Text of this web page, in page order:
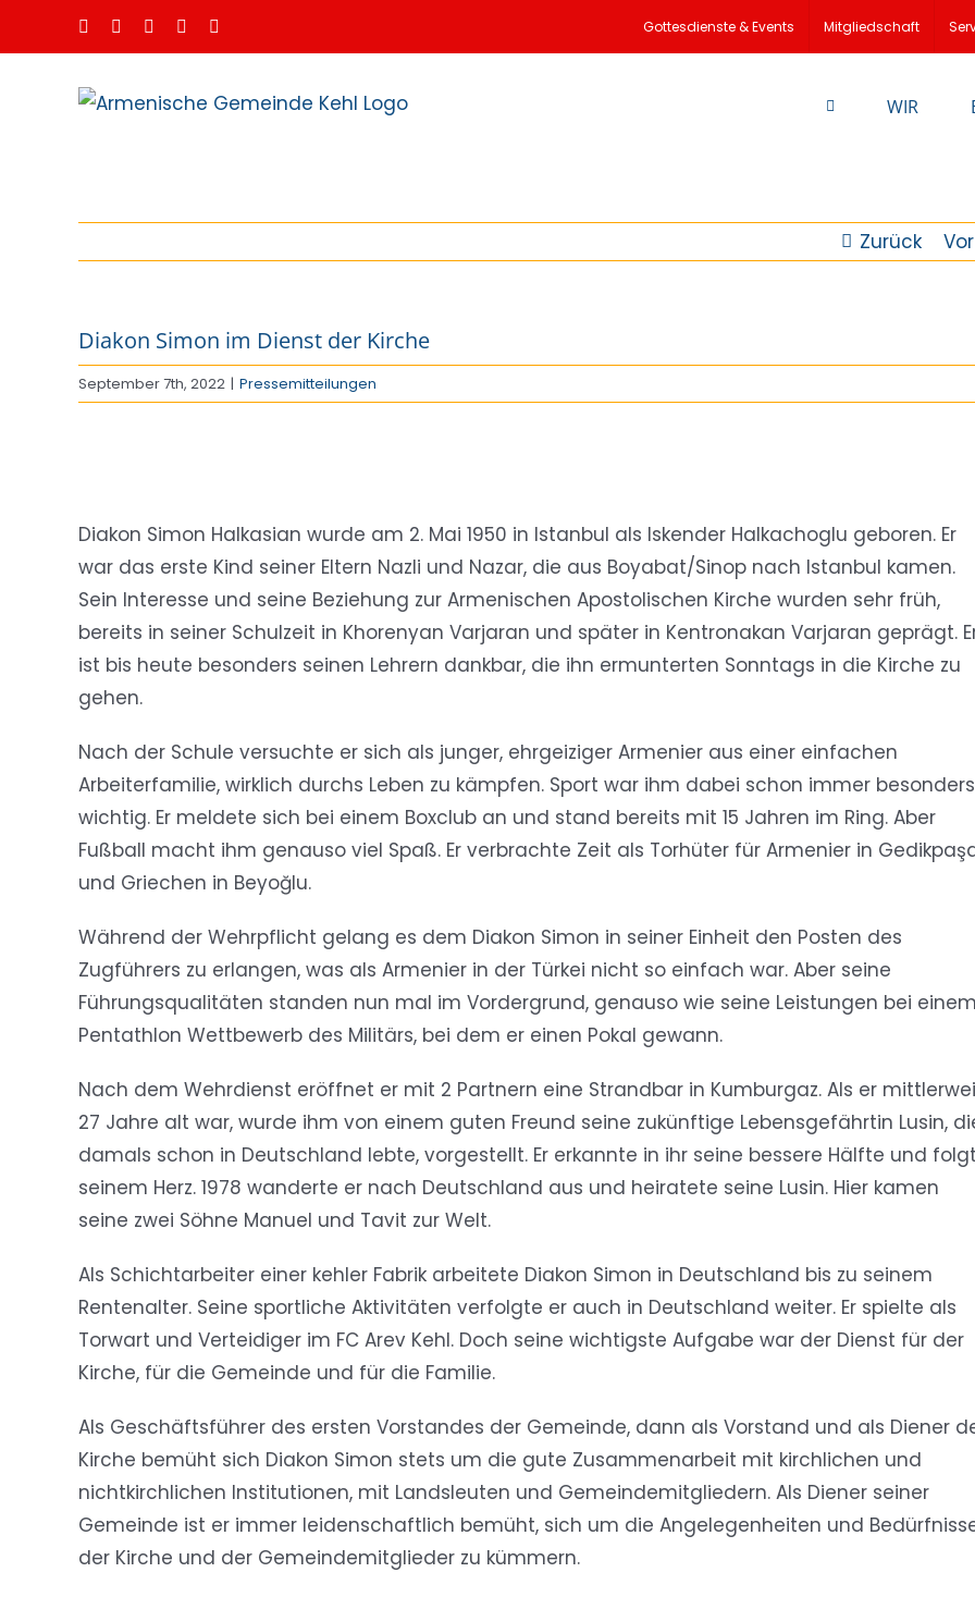
Inhalt
springen
FacebookInstagram
SpotifyYouTube Gottesdienste & Events Mitgliedschaft
WIR
Zurück Vor
Diakon Simon im Dienst der Kirche
September 7th, 2022 | Pressemitteilungen
Diakon Simon Halkasian wurde am 2. Mai 1950 in Istanbul als Iskender Halkachoglu geboren. Er
war das erste Kind seiner Eltern Nazli und Nazar, die aus Boyabat/Sinop nach Istanbul kamen.
Sein Interesse und seine Beziehung zur Armenischen Apostolischen Kirche wurden sehr früh,
bereits in seiner Schulzeit in Khorenyan Varjaran und später in Kentronakan Varjaran geprägt.
ist bis heute besonders seinen Lehrern dankbar, die ihn ermunterten Sonntags in die Kirche zu
gehen.
Nach der Schule versuchte er sich als junger, ehrgeiziger Armenier aus einer einfachen
Arbeiterfamilie, wirklich durchs Leben zu kämpfen. Sport war ihm dabei schon immer besonders
wichtig. Er meldete sich bei einem Boxclub an und stand bereits mit 15 Jahren im Ring. Aber
Fußball macht ihm genauso viel Spaß. Er verbrachte Zeit als Torhüter für Armenier in
und Griechen in Beyoğlu.
Während der Wehrpflicht gelang es dem Diakon Simon in seiner Einheit den Posten des
Zugführers zu erlangen, was als Armenier in der Türkei nicht so einfach war. Aber seine
Führungsqualitäten standen nun mal im Vordergrund, genauso wie seine Leistungen bei einem
Pentathlon Wettbewerb des Militärs, bei dem er einen Pokal gewann.
Nach dem Wehrdienst eröffnet er mit 2 Partnern eine Strandbar in Kumburgaz. Als er
27 Jahre alt war, wurde ihm von einem guten Freund seine zukünftige Lebensgefährtin Lusin,
damals schon in Deutschland lebte, vorgestellt. Er erkannte in ihr seine bessere Hälfte und
seinem Herz. 1978 wanderte er nach Deutschland aus und heiratete seine Lusin. Hier kamen
seine zwei Söhne Manuel und Tavit zur Welt.
Als Schichtarbeiter einer kehler Fabrik arbeitete Diakon Simon in Deutschland bis zu seinem
Rentenalter. Seine sportliche Aktivitäten verfolgte er auch in Deutschland weiter. Er spielte als
Torwart und Verteidiger im FC Arev Kehl. Doch seine wichtigste Aufgabe war der Dienst für der
Kirche, für die Gemeinde und für die Familie.
Als Geschäftsführer des ersten Vorstandes der Gemeinde, dann als Vorstand und als Diener
Kirche bemüht sich Diakon Simon stets um die gute Zusammenarbeit mit kirchlichen und
nichtkirchlichen Institutionen, mit Landsleuten und Gemeindemitgliedern. Als Diener seiner
Gemeinde ist er immer leidenschaftlich bemüht, sich um die Angelegenheiten und
der Kirche und der Gemeindemitglieder zu kümmern.